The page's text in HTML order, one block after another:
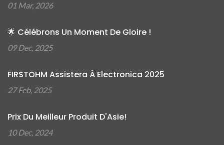
01 Mar, 2026
🌟 Célébrons Un Moment De Gloire !
09 Dec, 2025
FIRSTOHM Assistera À Electronica 2025
27 Feb, 2025
Prix Du Meilleur Produit D'Asie!
10 Dec, 2024